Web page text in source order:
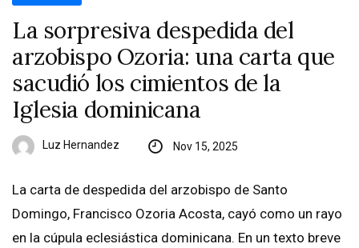
La sorpresiva despedida del
arzobispo Ozoria: una carta que
sacudió los cimientos de la
Iglesia dominicana
Luz Hernandez Nov 15, 2025
La carta de despedida del arzobispo de Santo
Domingo, Francisco Ozoria Acosta, cayó como un rayo
en la cúpula eclesiástica dominicana. En un texto breve